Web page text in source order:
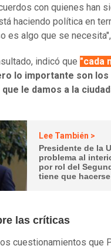
con quienes han
haciendo política en
es algo que se
indicó que "cada
lo importante son
le damos a la
Lee También >
Presidente de la
problema al
por rol del
tiene que
las críticas
cuestionamientos que